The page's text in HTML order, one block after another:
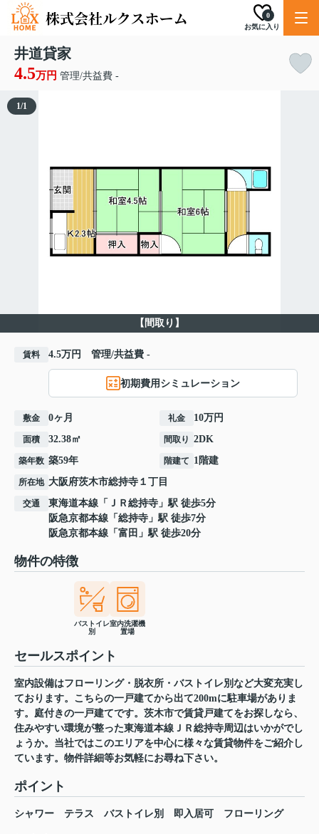
お気に入り
0
井道貸家
4.5万円 管理/共益費 -
【間取り】
1/1
賃料 4.5万円 管理/共益費 -
初期費用シミュレーション
敷金 0ヶ月 礼金 10万円
面積 32.38㎡ 間取り 2DK
築年数 築59年 階建て 1階建
所在地 大阪府茨木市総持寺 １丁目
交通 東海道本線 「 ＪＲ総持寺 」駅 徒歩5分
阪急京都本線 「 総持寺 」駅 徒歩7分
阪急京都本線 「 富田 」駅 徒歩20分
物件の特徴
バストイレ
別
室内洗濯機
置場
セールスポイント
室内設備はフローリング・脱衣所・バストイレ別など大変充実し
ております。こちらの一戸建てから出て200mに駐車場がありま
す。庭付きの一戸建てです。茨木市で賃貸戸建てをお探しなら、
住みやすい環境が整った東海道本線ＪＲ総持寺周辺はいかがでし
ょうか。当社ではこのエリアを中心に様々な賃貸物件をご紹介し
ています。物件詳細等お気軽にお尋ね下さい。
ポイント
シャワー テラス バストイレ別 即入居可 フローリング